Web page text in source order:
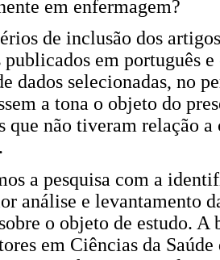
em enfermagem?
de inclusão dos
em português
dados selecionadas, no
a tona o objeto do
que não tiveram relação
a pesquisa com a
análise e levantamento
o objeto de estudo. A
em Ciências da